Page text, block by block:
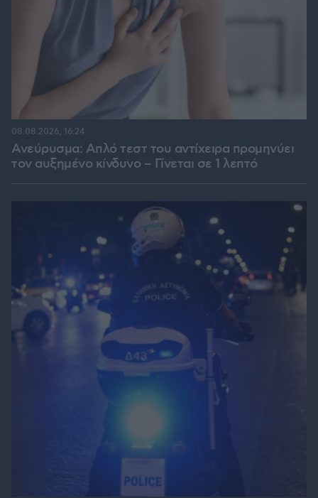
Ανεύρυσμα: Απλό τεστ του αντίχειρα προμηνύει
τον αυξημένο κίνδυνο – Γίνεται σε 1 λεπτό
08.08.2026, 16:24